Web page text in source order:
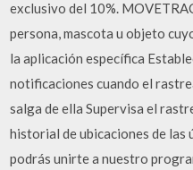
exclusivo del 10%.
persona, mascota u objeto
la aplicación específica
notificaciones cuando el
salga de ella Supervisa el
historial de ubicaciones de las
podrás unirte a nuestro